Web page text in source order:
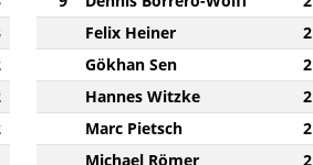
Felix Heiner
2
Gökhan Sen
2
Hannes Witzke
2
Marc Pietsch
2
Michael Römer
2